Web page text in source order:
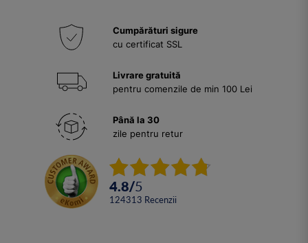
Cumpărături sigure
cu certificat SSL
Livrare gratuită
pentru comenzile de min 100 Lei
Până la 30
zile pentru retur
4.8/5
124313 Recenzii